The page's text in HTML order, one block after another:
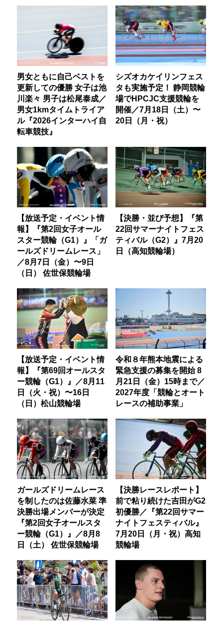
男女ともに自己ベストを
更新しての優勝 女子は池
川楽々 男子は松尾泰成／
男女1kmタイムトライア
ル『2026インターハイ自
転車競技』
シズオカケイリンフェス
タも実施予定！ 静岡競輪
場でHPCJC支援競輪を
開催／7月18日（土）〜
20日（月・祝）
【放送予定・イベント情
報】『第2回女子オール
スター競輪（G1）』「ガ
ールズドリームレース」
／8月7日（金）〜9日
（日） 佐世保競輪場
【決勝・並び予想】『第
22回サマーナイトフェス
ティバル（G2）』7月20
日（高知競輪場）
【放送予定・イベント情
報】『第69回オールスタ
ー競輪（G1）』／8月11
日（火・祝）〜16日
（日）松山競輪場
令和８年熊本地震による
緊急支援の募集を開始 8
月21日（金）15時まで／
2027年度「競輪とオート
レースの補助事業」
ガールズドリームレース
を制したのは佐藤水菜 準
決勝出場メンバーが決定
『第2回女子オールスタ
ー競輪（G1）』／8月8
日（土） 佐世保競輪場
【決勝レースレポート】
前で粘り続けた吉田がG2
初優勝／『第22回サマー
ナイトフェスティバル』
7月20日（月・祝）高知
競輪場